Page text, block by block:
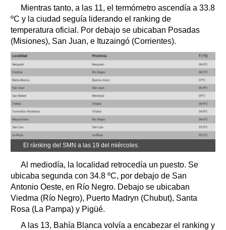
Mientras tanto, a las 11, el termómetro ascendía a 33.8
ºC y la ciudad seguía liderando el ranking de
temperatura oficial. Por debajo se ubicaban Posadas
(Misiones), San Juan, e Ituzaingó (Corrientes).
El ránking del SMN a las 19 del miércoles.
Al mediodía, la localidad retrocedía un puesto. Se
ubicaba segunda con 34.8 ºC, por debajo de San
Antonio Oeste, en Río Negro. Debajo se ubicaban
Viedma (Río Negro), Puerto Madryn (Chubut), Santa
Rosa (La Pampa) y Pigüé.
A las 13, Bahía Blanca volvía a encabezar el ranking y